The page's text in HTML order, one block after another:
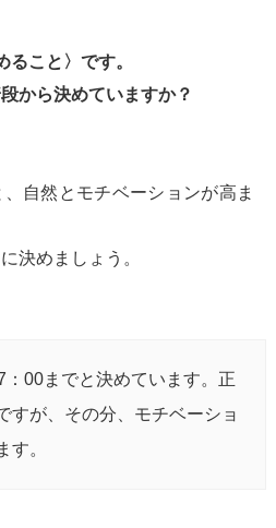
こと〉です。
から決めていますか？
自然とモチベーションが高ま
決めましょう。
00までと決めています。正
すが、その分、モチベーショ
す。